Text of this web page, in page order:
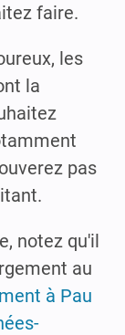
faire.
les
la
pas
notez qu'il
au
à Pau